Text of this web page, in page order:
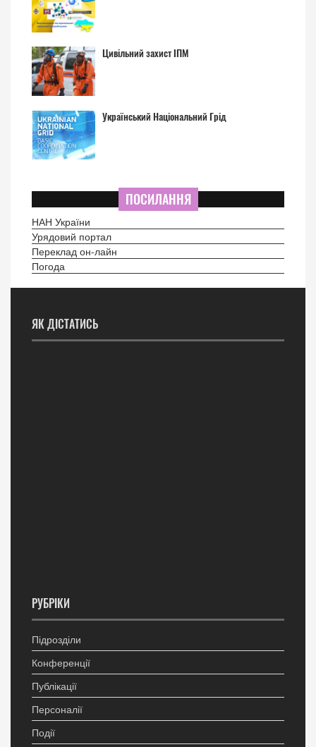
Цивільний захист ІПМ
Український Національний Грід
ПОСИЛАННЯ
НАН України
Урядовий портал
Переклад он-лайн
Погода
ЯК ДІСТАТИСЬ
РУБРІКИ
Підрозділи
Конференції
Публікації
Персоналії
Події